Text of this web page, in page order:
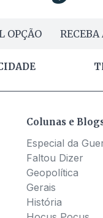
OPÇÃO RECEBA
Colunas e
Especial da
Faltou Dizer
Geopolítica
Gerais
História